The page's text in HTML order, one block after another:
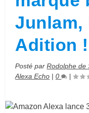
Junlam,
Adition !
Posté parRodolphe de
Alexa Echo |0 |